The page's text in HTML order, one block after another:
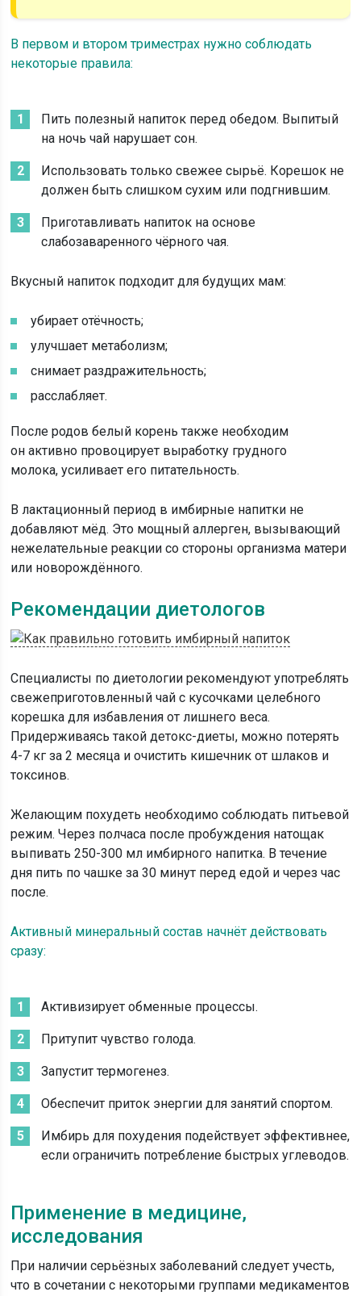
В первом и втором триместрах нужно соблюдать
некоторые правила:
Пить полезный напиток перед обедом. Выпитый
на ночь чай нарушает сон.
Использовать только свежее сырьё. Корешок не
должен быть слишком сухим или подгнившим.
Приготавливать напиток на основе
слабозаваренного чёрного чая.
Вкусный напиток подходит для будущих мам:
убирает отёчность;
улучшает метаболизм;
снимает раздражительность;
расслабляет.
После родов белый корень также необходим
он активно провоцирует выработку грудного
молока, усиливает его питательность.
В лактационный период в имбирные напитки не
добавляют мёд. Это мощный аллерген, вызывающий
нежелательные реакции со стороны организма матери
или новорождённого.
Рекомендации диетологов
Специалисты по диетологии рекомендуют употреблять
свежеприготовленный чай с кусочками целебного
корешка для избавления от лишнего веса.
Придерживаясь такой детокс-диеты, можно потерять
4-7 кг за 2 месяца и очистить кишечник от шлаков и
токсинов.
Желающим похудеть необходимо соблюдать питьевой
режим. Через полчаса после пробуждения натощак
выпивать 250-300 мл имбирного напитка. В течение
дня пить по чашке за 30 минут перед едой и через час
после.
Активный минеральный состав начнёт действовать
сразу:
Активизирует обменные процессы.
Притупит чувство голода.
Запустит термогенез.
Обеспечит приток энергии для занятий спортом.
Имбирь для похудения подействует эффективнее,
если ограничить потребление быстрых углеводов.
Применение в медицине,
исследования
При наличии серьёзных заболеваний следует учесть,
что в сочетании с некоторыми группами медикаментов